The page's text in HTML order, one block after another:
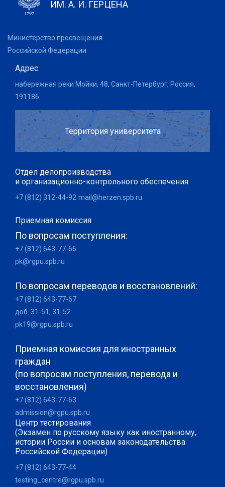
ИМ. А. И. ГЕРЦЕНА
Министерство просвещения
Российской Федерации
Адрес
набережная реки Мойки, 48, Санкт-Петербург, Россия,
191186
Территория университета
Отдел делопроизводства
и организационно-контрольного обеспечения
+7 (812) 312-44-92 mail@herzen.spb.ru
Приемная комиссия
По вопросам поступления:
+7 (812) 643-77-66
pk@rgpu.spb.ru
По вопросам переводов и восстановлений:
+7 (812) 643-77-67
доб. 31-51, 31-52
pk19@rgpu.spb.ru
Приемная комиссия для иностранных
граждан
(по вопросам поступления, перевода и
восстановления)
+7 (812) 643-77-63
admission@rgpu.spb.ru
Центр тестирования
(Экзамен по русскому языку как иностранному,
истории России и основам законодательства
Российской Федерации)
+7 (812) 643-77-44
testing_centre@rgpu.spb.ru